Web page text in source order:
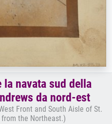
la navata sud della
da nord-est
Front and South Aisle of St.
the Northeast.)